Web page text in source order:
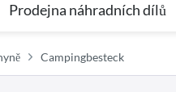
Prodejna náhradních dílů
Campingbesteck